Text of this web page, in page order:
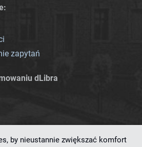
zapytań
dLibra
by nieustannie zwiększać komfort